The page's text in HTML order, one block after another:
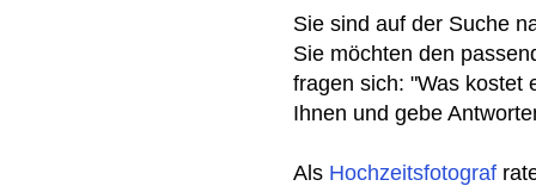
Sie sind auf der Suche
Sie möchten den
fragen sich: "Was kostet
Ihnen und gebe
Als Hochzeitsfotograf